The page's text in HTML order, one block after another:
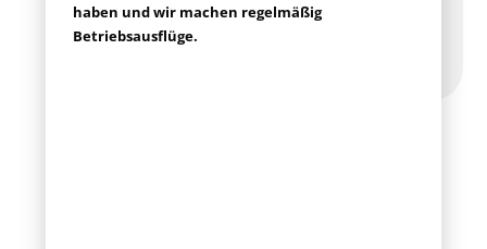
haben und wir machen regel­mä­ßig
Betriebsausflüge.